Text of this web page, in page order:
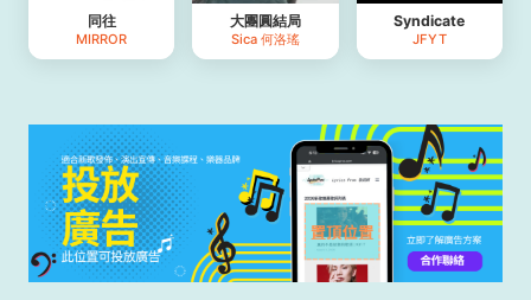
同往
MIRROR
大團圓結局
Sica 何洛瑤
Syndicate
JFYT